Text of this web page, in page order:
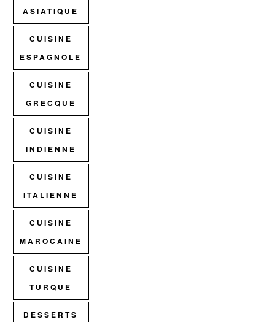
ASIATIQUE
CUISINE
ESPAGNOLE
CUISINE
GRECQUE
CUISINE
INDIENNE
CUISINE
ITALIENNE
CUISINE
MAROCAINE
CUISINE
TURQUE
DESSERTS